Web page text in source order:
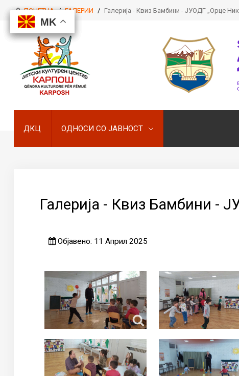
MK
MK
ОДНОСИ СО ЈАВНОСТ
ПОЧЕТНА / ГАЛЕРИИ / Галерија - Квиз Бамбини - ЈУОДГ „Орце
MK
MK
ДКЦ ОДНОСИ СО ЈАВНОСТ
Галерија - Квиз Бамбини -
Објавено: 11 Април 2025